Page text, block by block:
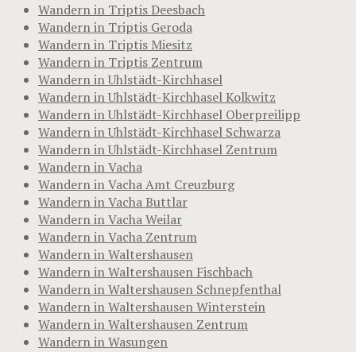
Wandern in Triptis Deesbach
Wandern in Triptis Geroda
Wandern in Triptis Miesitz
Wandern in Triptis Zentrum
Wandern in Uhlstädt-Kirchhasel
Wandern in Uhlstädt-Kirchhasel Kolkwitz
Wandern in Uhlstädt-Kirchhasel Oberpreilipp
Wandern in Uhlstädt-Kirchhasel Schwarza
Wandern in Uhlstädt-Kirchhasel Zentrum
Wandern in Vacha
Wandern in Vacha Amt Creuzburg
Wandern in Vacha Buttlar
Wandern in Vacha Weilar
Wandern in Vacha Zentrum
Wandern in Waltershausen
Wandern in Waltershausen Fischbach
Wandern in Waltershausen Schnepfenthal
Wandern in Waltershausen Winterstein
Wandern in Waltershausen Zentrum
Wandern in Wasungen